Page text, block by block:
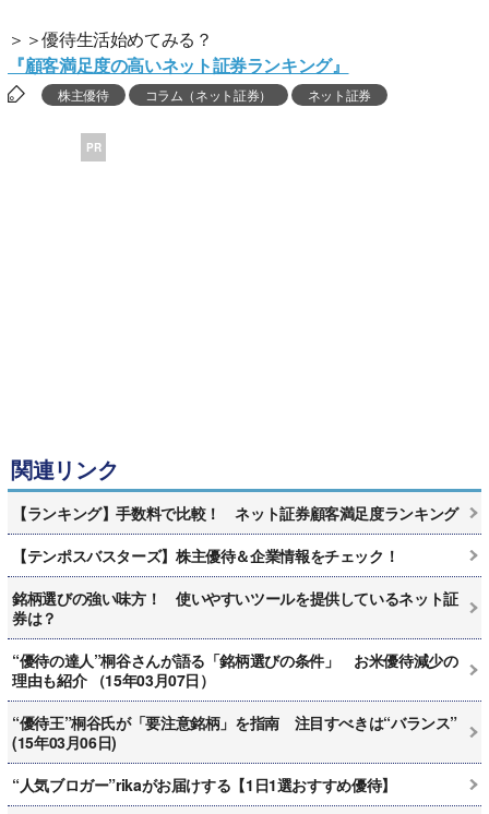
＞＞優待生活始めてみる？
『顧客満足度の高いネット証券ランキング』
株主優待 コラム（ネット証券） ネット証券
PR
関連リンク
【ランキング】手数料で比較！ ネット証券顧客満足度ランキング
【テンポスバスターズ】株主優待＆企業情報をチェック！
銘柄選びの強い味方！ 使いやすいツールを提供しているネット証
券は？
“優待の達人”桐谷さんが語る「銘柄選びの条件」 お米優待減少の
理由も紹介 （15年03月07日）
“優待王”桐谷氏が「要注意銘柄」を指南 注目すべきは“バランス”
(15年03月06日)
“人気ブロガー”rikaがお届けする【1日1選おすすめ優待】